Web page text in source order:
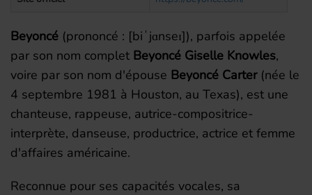
Beyoncé (prononcé : [biˈjɑnseɪ]), parfois appelée
par son nom complet Beyoncé Giselle Knowles,
voire par son nom d'épouse Beyoncé Carter(née le
4 septembre 1981 à Houston, au Texas), est une
chanteuse, rappeuse, autrice-compositrice-
interprète, danseuse, productrice, actrice et femme
d'affaires américaine.
Reconnue pour ses capacités vocales, sa